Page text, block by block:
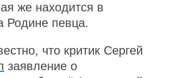
же находится в
Родине певца.
что критик Сергей
заявление о